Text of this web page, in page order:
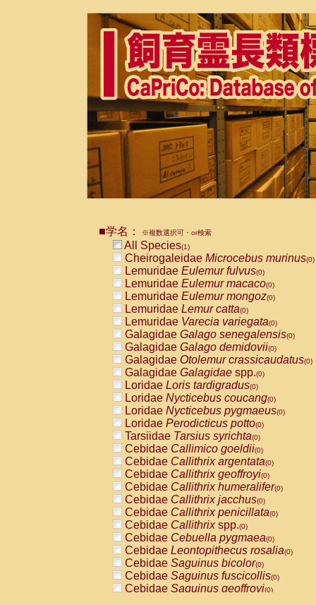
■学名： ※複数選択可・or検索
All Species(1)
Cheirogaleidae Microcebus murinus(0)
Lemuridae Eulemur fulvus(0)
Lemuridae Eulemur macaco(0)
Lemuridae Eulemur mongoz(0)
Lemuridae Lemur catta(0)
Lemuridae Varecia variegata(0)
Galagidae Galago senegalensis(0)
Galagidae Galago demidovii(0)
Galagidae Otolemur crassicaudatus(0)
Galagidae Galagidae spp.(0)
Loridae Loris tardigradus(0)
Loridae Nycticebus coucang(0)
Loridae Nycticebus pygmaeus(0)
Loridae Perodicticus potto(0)
Tarsiidae Tarsius syrichta(0)
Cebidae Callimico goeldii(0)
Cebidae Callithrix argentata(0)
Cebidae Callithrix geoffroyi(0)
Cebidae Callithrix humeralifer(0)
Cebidae Callithrix jacchus(0)
Cebidae Callithrix penicillata(0)
Cebidae Callithrixspp.(0)
Cebidae Cebuella pygmaea(0)
Cebidae Leontopithecus rosalia(0)
Cebidae Saguinus bicolor(0)
Cebidae Saguinus fuscicollis(0)
Cebidae Saguinus geoffroyi(0)